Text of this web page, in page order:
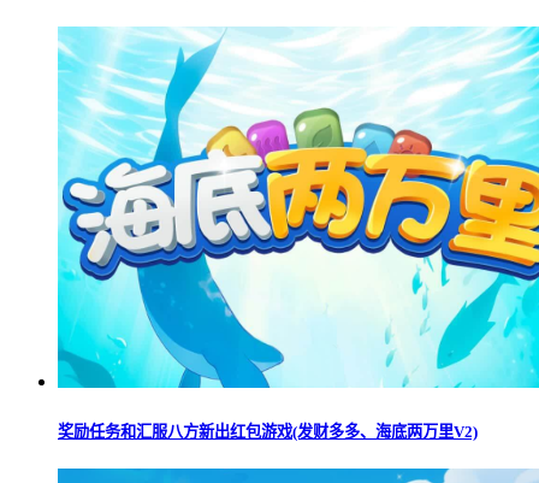
奖励任务和汇服八方新出红包游戏(发财多多、海底两万里V2)